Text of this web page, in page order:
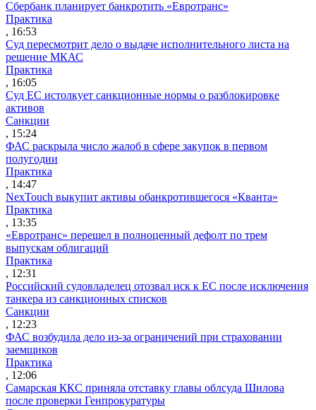
Сбербанк планирует банкротить «Евротранс»
Практика
, 16:53
Суд пересмотрит дело о выдаче исполнительного листа на
решение МКАС
Практика
, 16:05
Суд ЕС истолкует санкционные нормы о разблокировке
активов
Санкции
, 15:24
ФАС раскрыла число жалоб в сфере закупок в первом
полугодии
Практика
, 14:47
NexTouch выкупит активы обанкротившегося «Кванта»
Практика
, 13:35
«Евротранс» перешел в полноценный дефолт по трем
выпускам облигаций
Практика
, 12:31
Российский судовладелец отозвал иск к ЕС после исключения
танкера из санкционных списков
Санкции
, 12:23
ФАС возбудила дело из-за ограничений при страховании
заемщиков
Практика
, 12:06
Самарская ККС приняла отставку главы облсуда Шилова
после проверки Генпрокуратуры